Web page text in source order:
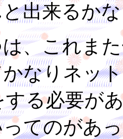
出来るか
、これまた
なりネッ
る必要が
てのがあ